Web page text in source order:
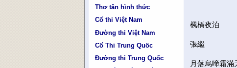
Thơ tân hình thức
Cổ thi Việt Nam
Đường thi Việt Nam
Cổ Thi Trung Quốc
Đường thi Trung Quốc
楓橋夜泊
張繼
月落烏啼霜滿